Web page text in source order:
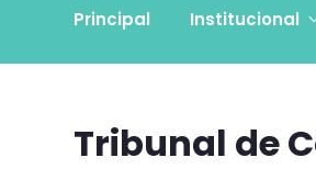
Principal Institucional
Tribunal de